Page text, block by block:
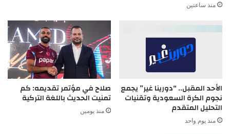
منذ ساعتين
الأحد المقبل.. “دورينا غير” يجمع
نجوم الكرة السعودية وتقنيات
التحليل المتقدم
منذ يوم واحد
صلاح في مؤتمر تقديمه: كم
تمنيت الحديث باللغة التركية
منذ يومين